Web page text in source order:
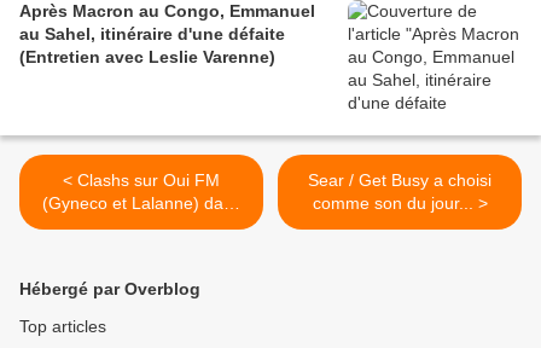
Après Macron au Congo, Emmanuel
au Sahel, itinéraire d'une défaite
(Entretien avec Leslie Varenne)
< Clashs sur Oui FM
(Gyneco et Lalanne) dans
l'émission de Johann
Sear / Get Busy a choisi
comme son du jour... >
Hébergé par Overblog
Top articles